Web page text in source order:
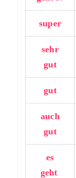
super
sehr
gut
gut
auch
gut
es
geht